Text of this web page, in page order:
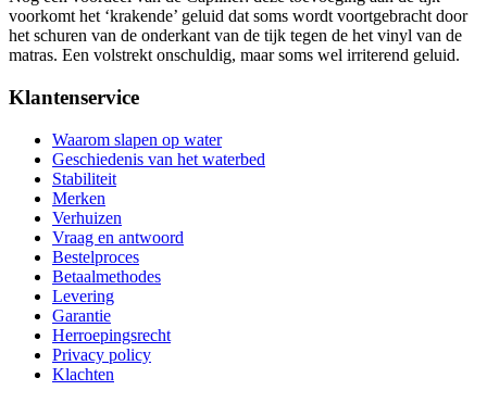
voorkomt het ‘krakende’ geluid dat soms wordt voortgebracht door
het schuren van de onderkant van de tijk tegen de het vinyl van de
matras. Een volstrekt onschuldig, maar soms wel irriterend geluid.
Klantenservice
Waarom slapen op water
Geschiedenis van het waterbed
Stabiliteit
Merken
Verhuizen
Vraag en antwoord
Bestelproces
Betaalmethodes
Levering
Garantie
Herroepingsrecht
Privacy policy
Klachten